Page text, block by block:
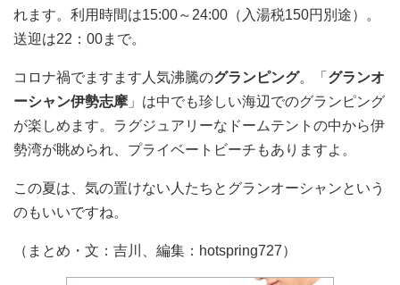
れます。利用時間は15:00～24:00（入湯税150円別途）。
送迎は22：00まで。
コロナ禍でますます人気沸騰のグランピング。「 グランオ
ーシャン伊勢志摩 」は中でも珍しい海辺でのグランピング
が楽しめます。ラグジュアリーなドームテントの中から伊
勢湾が眺められ、プライベートビーチもありますよ。
この夏は、気の置けない人たちとグランオーシャンという
のもいいですね。
（まとめ・文：吉川、編集：hotspring727）